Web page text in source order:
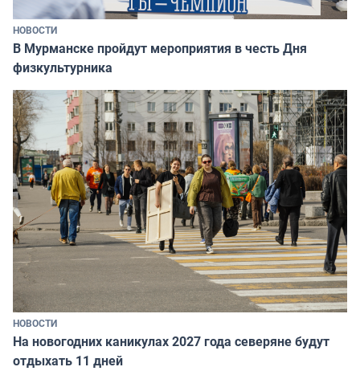
НОВОСТИ
В Мурманске пройдут мероприятия в честь Дня
физкультурника
НОВОСТИ
На новогодних каникулах 2027 года северяне будут
отдыхать 11 дней